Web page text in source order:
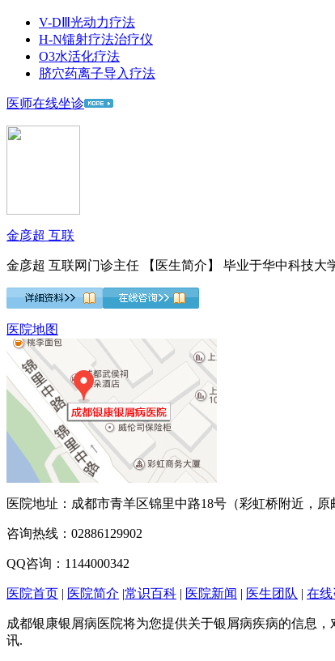
V-DⅢ光动力疗法
H-N镭射疗法治疗仪
O3水活化疗法
脐穴药离子导入疗法
医师在线坐诊
金彦超 互联
金彦超 互联网门诊主任 【医生简介】 毕业于华中科技大
医院地图
医院地址：成都市青羊区锦里中路18号（彩虹桥附近，原
咨询热线：02886129902
QQ咨询：1144000342
医院首页 | 医院简介 |常识百科 | 医院新闻 | 医生团队 | 在线
成都银康银屑病医院将为您提供关于银屑病疾病的信息
讯.